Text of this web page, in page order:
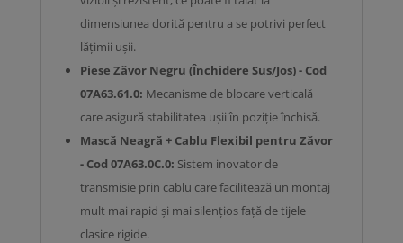
dimensiunea dorită pentru a se potrivi perfect
lățimii ușii.
Piese Zăvor Negru (Închidere Sus/Jos) - Cod
07A63.61.0: Mecanisme de blocare verticală
care asigură stabilitatea ușii în poziție închisă.
Mască Neagră + Cablu Flexibil pentru Zăvor
- Cod 07A63.0C.0: Sistem inovator de
transmisie prin cablu care facilitează un montaj
mult mai rapid și mai silențios față de tijele
clasice rigide.